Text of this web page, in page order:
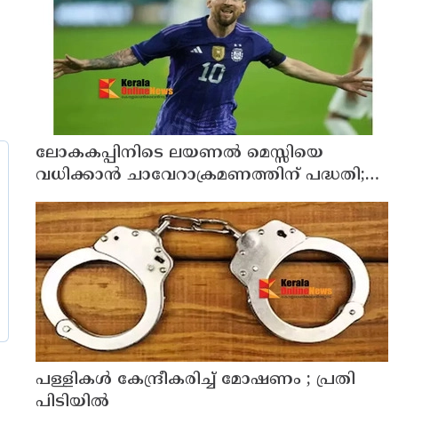
ലോകകപ്പിനിടെ ലയണല്‍ മെസ്സിയെ
വധിക്കാൻ ചാവേറാക്രമണത്തിന് പദ്ധതി;
വൻ സുരക്ഷാ ഭീഷണി പുറത്ത്
പള്ളികള്‍ കേന്ദ്രീകരിച്ച് മോഷണം ; പ്രതി
പിടിയില്‍